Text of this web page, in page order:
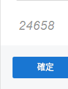
確定